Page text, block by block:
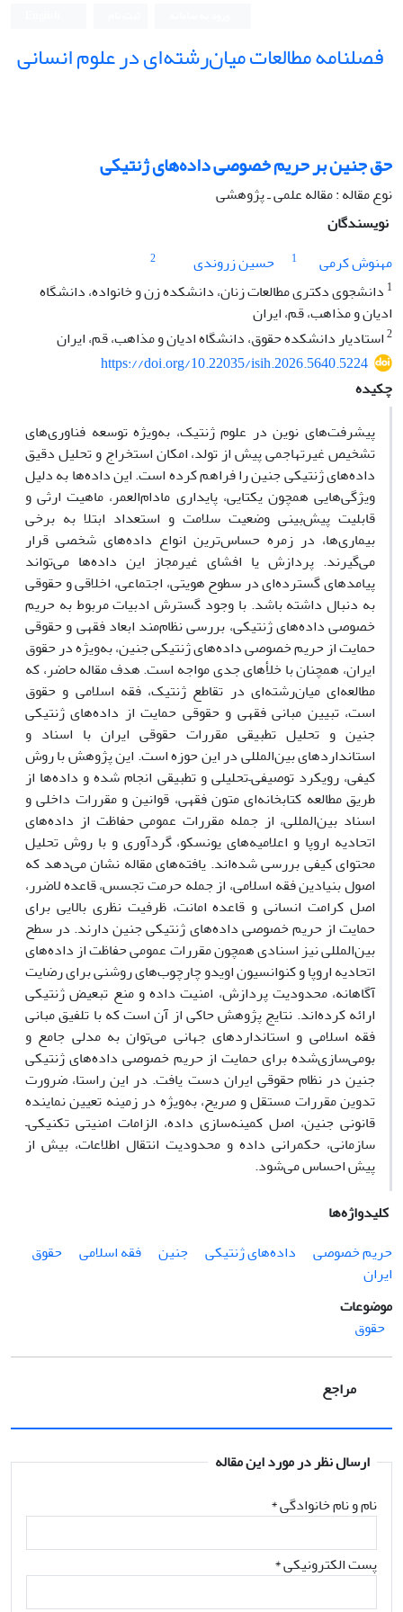
فصلنامه مطالعات میان‌رشته‌ای در علوم انسانی
حق جنین بر حریم خصوصی داده‌های ژنتیکی
نوع مقاله : مقاله علمی ـ پژوهشی
نویسندگان
مهنوش کرمی
1 حسین زروندی
2
1 دانشجوی دکتری مطالعات زنان، دانشکده زن و خانواده، دانشگاه
ادیان و مذاهب، قم، ایران
2استادیار دانشکده حقوق، دانشگاه ادیان و مذاهب، قم، ایران
https://doi.org/10.22035/isih.2026.5640.5224
چکیده
پیشرفت‌های نوین در علوم ژنتیک، به‌ویژه توسعه فناوری‌های
تشخیص غیرتهاجمی پیش از تولد، امکان استخراج و تحلیل دقیق
داده‌های ژنتیکی جنین را فراهم کرده است. این داده‌ها به دلیل
ویژگی‌هایی همچون یکتایی، پایداری مادام‌العمر، ماهیت ارثی و
قابلیت پیش‌بینی وضعیت سلامت و استعداد ابتلا به برخی
بیماری‌ها، در زمره حساس‌ترین انواع داده‌های شخصی قرار
می‌گیرند. پردازش یا افشای غیرمجاز این داده‌ها می‌تواند
پیامدهای گسترده‌ای در سطوح هویتی، اجتماعی، اخلاقی و حقوقی
به دنبال داشته باشد. با وجود گسترش ادبیات مربوط به حریم
خصوصی داده‌های ژنتیکی، بررسی نظام‌مند ابعاد فقهی و حقوقی
حمایت از حریم خصوصی داده‌های ژنتیکی جنین، به‌ویژه در حقوق
ایران، همچنان با خلأهای جدی مواجه است. هدف مقاله حاضر، که
مطالعه‌ای میان‌رشته‌ای در تقاطع ژنتیک، فقه اسلامی و حقوق
است، تبیین مبانی فقهی و حقوقی حمایت از داده‌های ژنتیکی
جنین و تحلیل تطبیقی مقررات حقوقی ایران با اسناد و
استانداردهای بین‌المللی در این حوزه است. این پژوهش با روش
کیفی، رویکرد توصیفی–تحلیلی و تطبیقی انجام شده و داده‌ها از
طریق مطالعه کتابخانه‌ای متون فقهی، قوانین و مقررات داخلی و
اسناد بین‌المللی، از جمله مقررات عمومی حفاظت از داده‌های
اتحادیه اروپا و اعلامیه‌های یونسکو، گردآوری و با روش تحلیل
محتوای کیفی بررسی شده‌اند. یافته‌های مقاله نشان می‌دهد که
اصول بنیادین فقه اسلامی، از جمله حرمت تجسس، قاعده لاضرر،
اصل کرامت انسانی و قاعده امانت، ظرفیت نظری بالایی برای
حمایت از حریم خصوصی داده‌های ژنتیکی جنین دارند. در سطح
بین‌المللی نیز اسنادی همچون مقررات عمومی حفاظت از داده‌های
اتحادیه اروپا و کنوانسیون اویدو چارچوب‌های روشنی برای رضایت
آگاهانه، محدودیت پردازش، امنیت داده و منع تبعیض ژنتیکی
ارائه کرده‌اند. نتایج پژوهش حاکی از آن است که با تلفیق مبانی
فقه اسلامی و استانداردهای جهانی می‌توان به مدلی جامع و
بومی‌سازی‌شده برای حمایت از حریم خصوصی داده‌های ژنتیکی
جنین در نظام حقوقی ایران دست یافت. در این راستا، ضرورت
تدوین مقررات مستقل و صریح، به‌ویژه در زمینه تعیین نماینده
قانونی جنین، اصل کمینه‌سازی داده، الزامات امنیتی تکنیکی–
سازمانی، حکمرانی داده و محدودیت انتقال اطلاعات، بیش از
پیش احساس می‌شود.
کلیدواژه‌ها
حریم خصوصی
داده‌های ژنتیکی جنین فقه اسلامی
حقوق
ایران
موضوعات
حقوق
مراجع
ارسال نظر در مورد این مقاله
نام و نام خانوادگی*
پست الکترونیکی*